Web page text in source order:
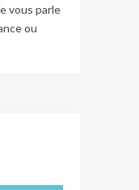
vous parle
ou